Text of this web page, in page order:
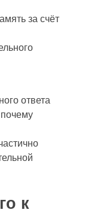
за счёт
ответа
почему
к